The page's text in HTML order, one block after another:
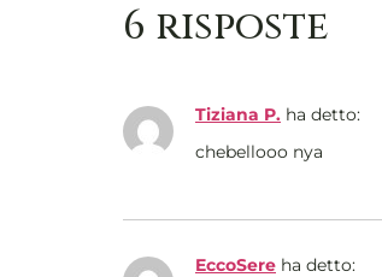
6 risposte
Tiziana P. ha detto:
chebellooo nya
EccoSere ha detto: